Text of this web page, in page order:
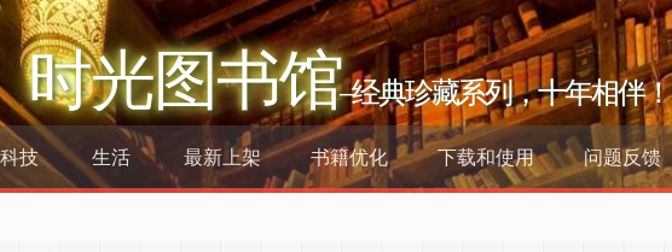
时光图书馆–经典珍藏系列，十年相伴！
科技 生活 最新上架 书籍优化 下载和使用 问题反馈